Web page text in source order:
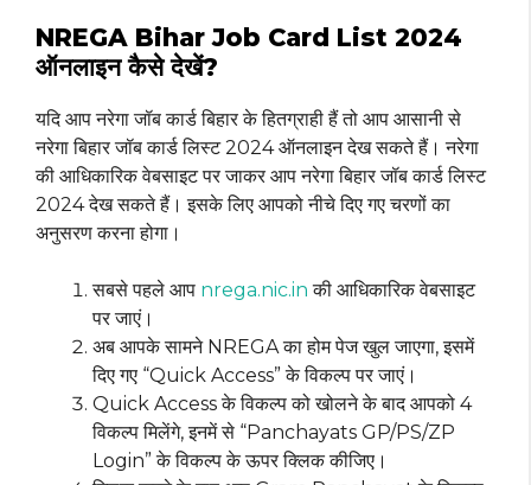
NREGA Bihar Job Card List 2024
ऑनलाइन कैसे देखें?
यदि आप नरेगा जॉब कार्ड बिहार के हितग्राही हैं तो आप आसानी से
नरेगा बिहार जॉब कार्ड लिस्ट 2024 ऑनलाइन देख सकते हैं। नरेगा
की आधिकारिक वेबसाइट पर जाकर आप नरेगा बिहार जॉब कार्ड लिस्ट
2024 देख सकते हैं। इसके लिए आपको नीचे दिए गए चरणों का
अनुसरण करना होगा।
सबसे पहले आप nrega.nic.in की आधिकारिक वेबसाइट
पर जाएं।
अब आपके सामने NREGA का होम पेज खुल जाएगा, इसमें
दिए गए “Quick Access” के विकल्प पर जाएं।
Quick Access के विकल्प को खोलने के बाद आपको 4
विकल्प मिलेंगे, इनमें से “Panchayats GP/PS/ZP
Login” के विकल्प के ऊपर क्लिक कीजिए।